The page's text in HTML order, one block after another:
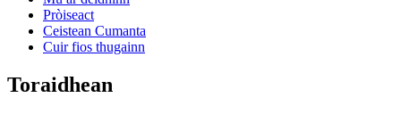
Pròiseact
Ceistean Cumanta
Cuir fios thugainn
Toraidhean